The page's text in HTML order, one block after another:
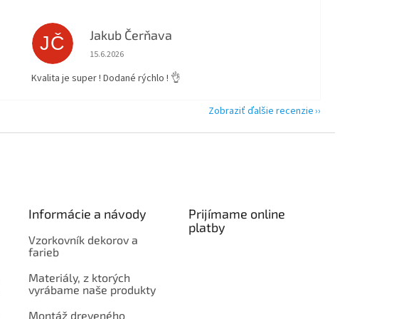
JČ Jakub Čerňava
Hodnotenie obchodu je 5 z 5 hviezdičiek.
15.6.2026
Kvalita je super ! Dodané rýchlo ! 👌
Zobraziť ďalšie recenzie
Informácie a návody
Vzorkovník dekorov a
farieb
Materiály, z ktorých
vyrábame naše produkty
Montáž dreveného
Prijímame online
platby